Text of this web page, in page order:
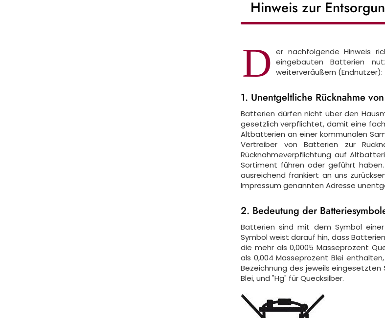
Hinweis zur
D er nachfolgende Hinweis
eingebauten Batterien
weiterveräußern (Endnutzer):
1. Unentgeltliche Rücknahme
Batterien dürfen nicht über den
gesetzlich verpflichtet, damit eine
Altbatterien an einer kommunalen
Vertreiber von Batterien zur
Rücknahmeverpflichtung auf
Sortiment führen oder geführt
ausreichend frankiert an uns
Impressum genannten Adresse
2. Bedeutung der
Batterien sind mit dem Symbol
Symbol weist darauf hin, dass
die mehr als 0,0005 Masseprozent
als 0,004 Masseprozent Blei
Bezeichnung des jeweils
Blei, und "Hg" für Quecksilber.